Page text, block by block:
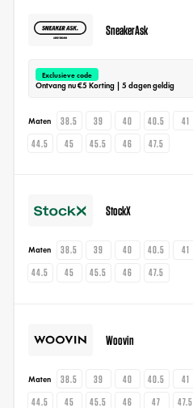
SneakerAsk
Exclusieve code
Ontvang nu €5 Korting | 5 dagen geldig
Maten 38.5 39 40 40.5 41
44.5
45 45.5 46 47.5
StockX
Maten 38.5 39 40 40.5 41
44.5
45 45.5 46 47.5
Woovin
Maten 38.5 39 40 40.5 41
44.5
45 45.5 46 47 47.5